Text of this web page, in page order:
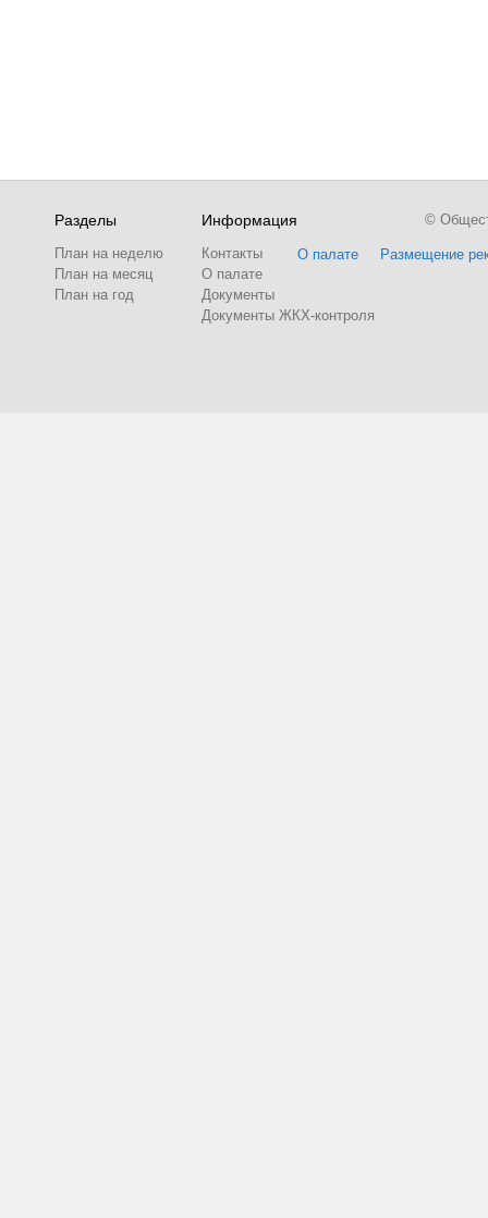
Разделы
План на неделю
План на месяц
План на год
Информация
Контакты
О палате
Документы
Документы ЖКХ-контроля
О палате Размещение
©